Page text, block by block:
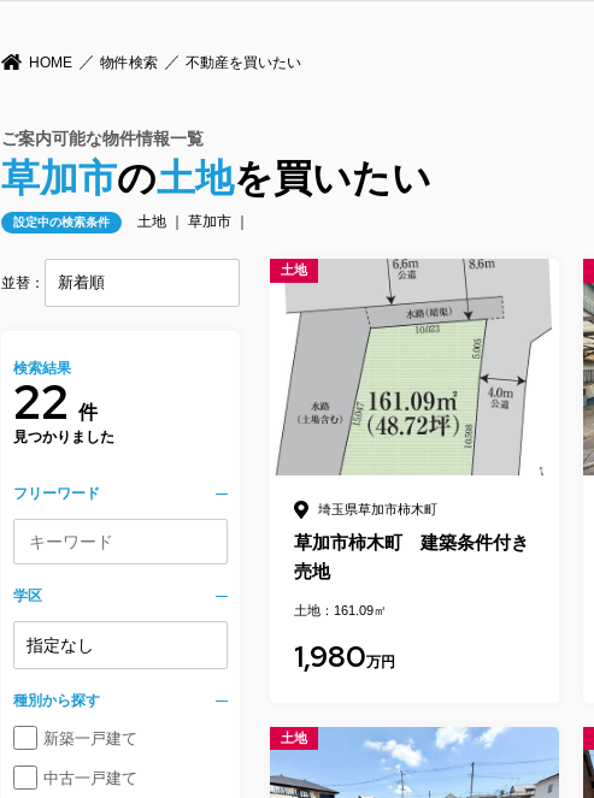
HOME 物件検索 不動産を買いたい
ご案内可能な物件情報一覧
草加市の土地を買いたい
設定中の検索条件 土地 ｜ 草加市 ｜
土地
埼玉県草加市柿木町
草加市柿木町 建築条件付き
売地
土地：161.09㎡
1,980万円
土地
並替：
検索結果
22 件
見つかりました
フリーワード
学区
種別から探す
新築一戸建て
中古一戸建て